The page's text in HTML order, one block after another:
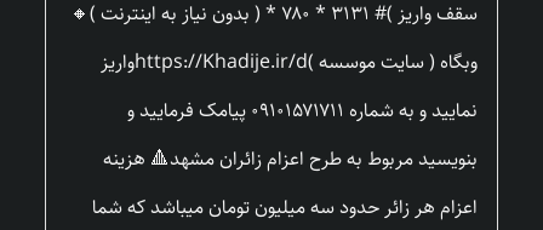
سقف واریز )# ۳۱۳۱ * ۷۸۰ * ( بدون نیاز به اینترنت )🔸
وبگاه ( سایت موسسه )https://Khadije.ir/dواریز
نمایید و به شماره ۰۹۱۰۱۵۷۱۷۱۱ پیامک فرمایید و
بنویسید مربوط به طرح اعزام زائران مشهد🔺 هزینه
اعزام هر زائر حدود سه میلیون تومان میباشد که شما